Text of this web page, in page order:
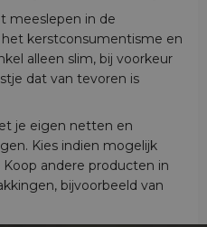
meeslepen in de
kerstconsumentisme en
alleen slim, bij voorkeur
dat van tevoren is
je eigen netten en
Kies indien mogelijk
andere producten in
bijvoorbeeld van